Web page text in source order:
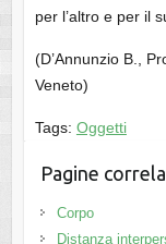
per l’altro e per il
(D’Annunzio B.,
Veneto)
Tags: Oggetti
Pagine
Corpo
Distanza